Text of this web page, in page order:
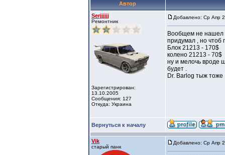
Автор
Serjjjjjj
Ремонтник
Зарегистрирован:
13.10.2005
Сообщения: 127
Откуда: Украина
Добавлено: Ср Апр
Вообщем не нашел
придумал , но чтоб
Блок 21213 - 170$
колено 21213 - 70$
ну и мелочь вроде
будет .
Dr. Barlog тыж тоже
Вернуться к началу
Vik
старый панк
Добавлено: Ср Апр